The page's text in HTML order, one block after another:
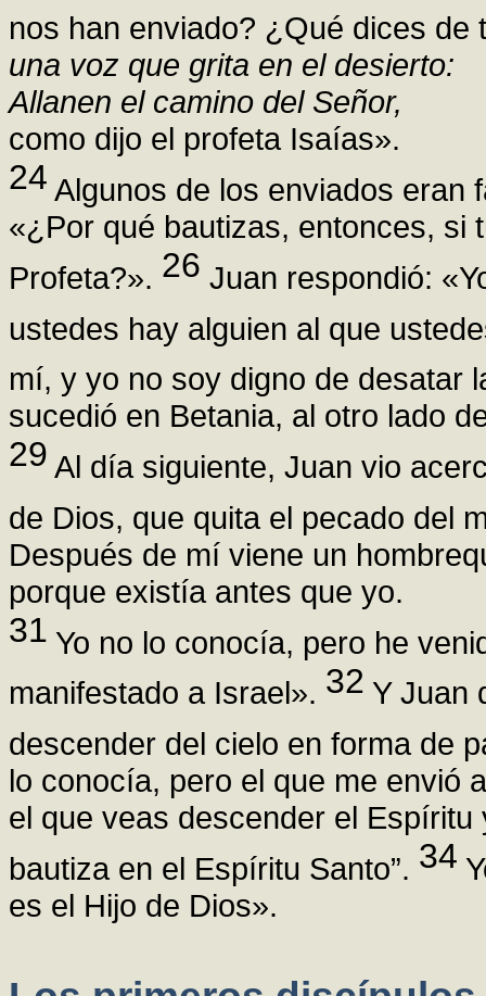
nos han enviado? ¿Qué dices de
una voz que grita en el desierto:
Allanen el camino del Señor,
como dijo el profeta Isaías».
24 Algunos de los enviados eran
«¿Por qué bautizas, entonces, si
Profeta?». 26 Juan respondió:
ustedes hay alguien al que
mí, y yo no soy digno de desatar
sucedió en Betania, al otro lado
29 Al día siguiente, Juan vio
de Dios, que quita el pecado del
Después de mí viene un
porque existía antes que yo.
31 Yo no lo conocía, pero he
manifestado a Israel». 32 Y Juan
descender del cielo en forma de
lo conocía, pero el que me envió
el que veas descender el
bautiza en el Espíritu Santo”. 34
es el Hijo de Dios».